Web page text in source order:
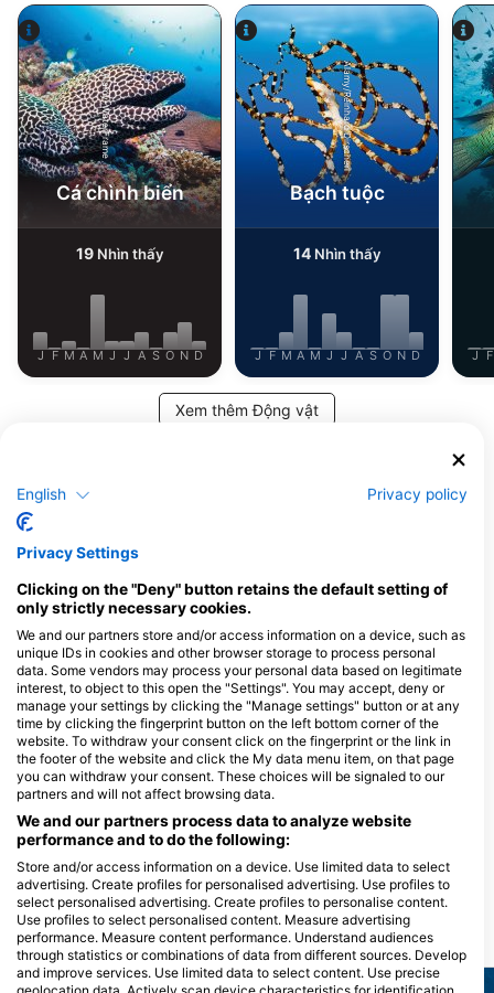
Alamy-WaterFrame
Cá chình biển
19Nhìn thấy
J F M A M J J A S O N D
Alamy/Reinhard Dirscherl
Bạch tuộc
14Nhìn thấy
J F M A M J J A S O N D J F
Xem thêm Động vật
này
AQUA DIVERS
Al Mashraba, 46617 Dahab, Ai Cập Lagona Divers - Dahab South
Octopus Divers
Octopus Hotel, 46617 South
Sinai, Dahab, Ai Cập
Black Rock Dive Centre
Panda Dahab Resort, 46617
Dahab, South Sinai, Ai Cập
Lagona Divers - Dahab North
Tropitel Resort Dahab,
46617 Dahab, Ai Cập
Extra Divers
Hotel Swiss Inn
South Sinai Dahab,
Mashraba St. PO.
Ai Cập
Các địa lặn lân cận
English Privacy policy
Privacy Settings
Clicking on the "Deny" button retains the default setting of
only strictly necessary cookies.
We and our partners store and/or access information on a device, such as
unique IDs in cookies and other browser storage to process personal
data. Some vendors may process your personal data based on legitimate
interest, to object to this open the "Settings". You may accept, deny or
manage your settings by clicking the "Manage settings" button or at any
time by clicking the fingerprint button on the left bottom corner of the
website. To withdraw your consent click on the fingerprint or the link in
the footer of the website and click the My data menu item, on that page
you can withdraw your consent. These choices will be signaled to our
partners and will not affect browsing data.
We and our partners process data to analyze website
performance and to do the following:
Store and/or access information on a device. Use limited data to select
advertising. Create profiles for personalised advertising. Use profiles to
select personalised advertising. Create profiles to personalise content.
Use profiles to select personalised content. Measure advertising
performance. Measure content performance. Understand audiences
through statistics or combinations of data from different sources. Develop
and improve services. Use limited data to select content. Use precise